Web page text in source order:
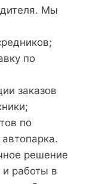
Мы
по
заказов
по
решение
и работы в